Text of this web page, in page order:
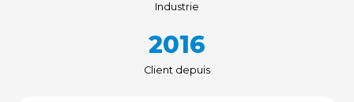
Industrie
2016
Client depuis